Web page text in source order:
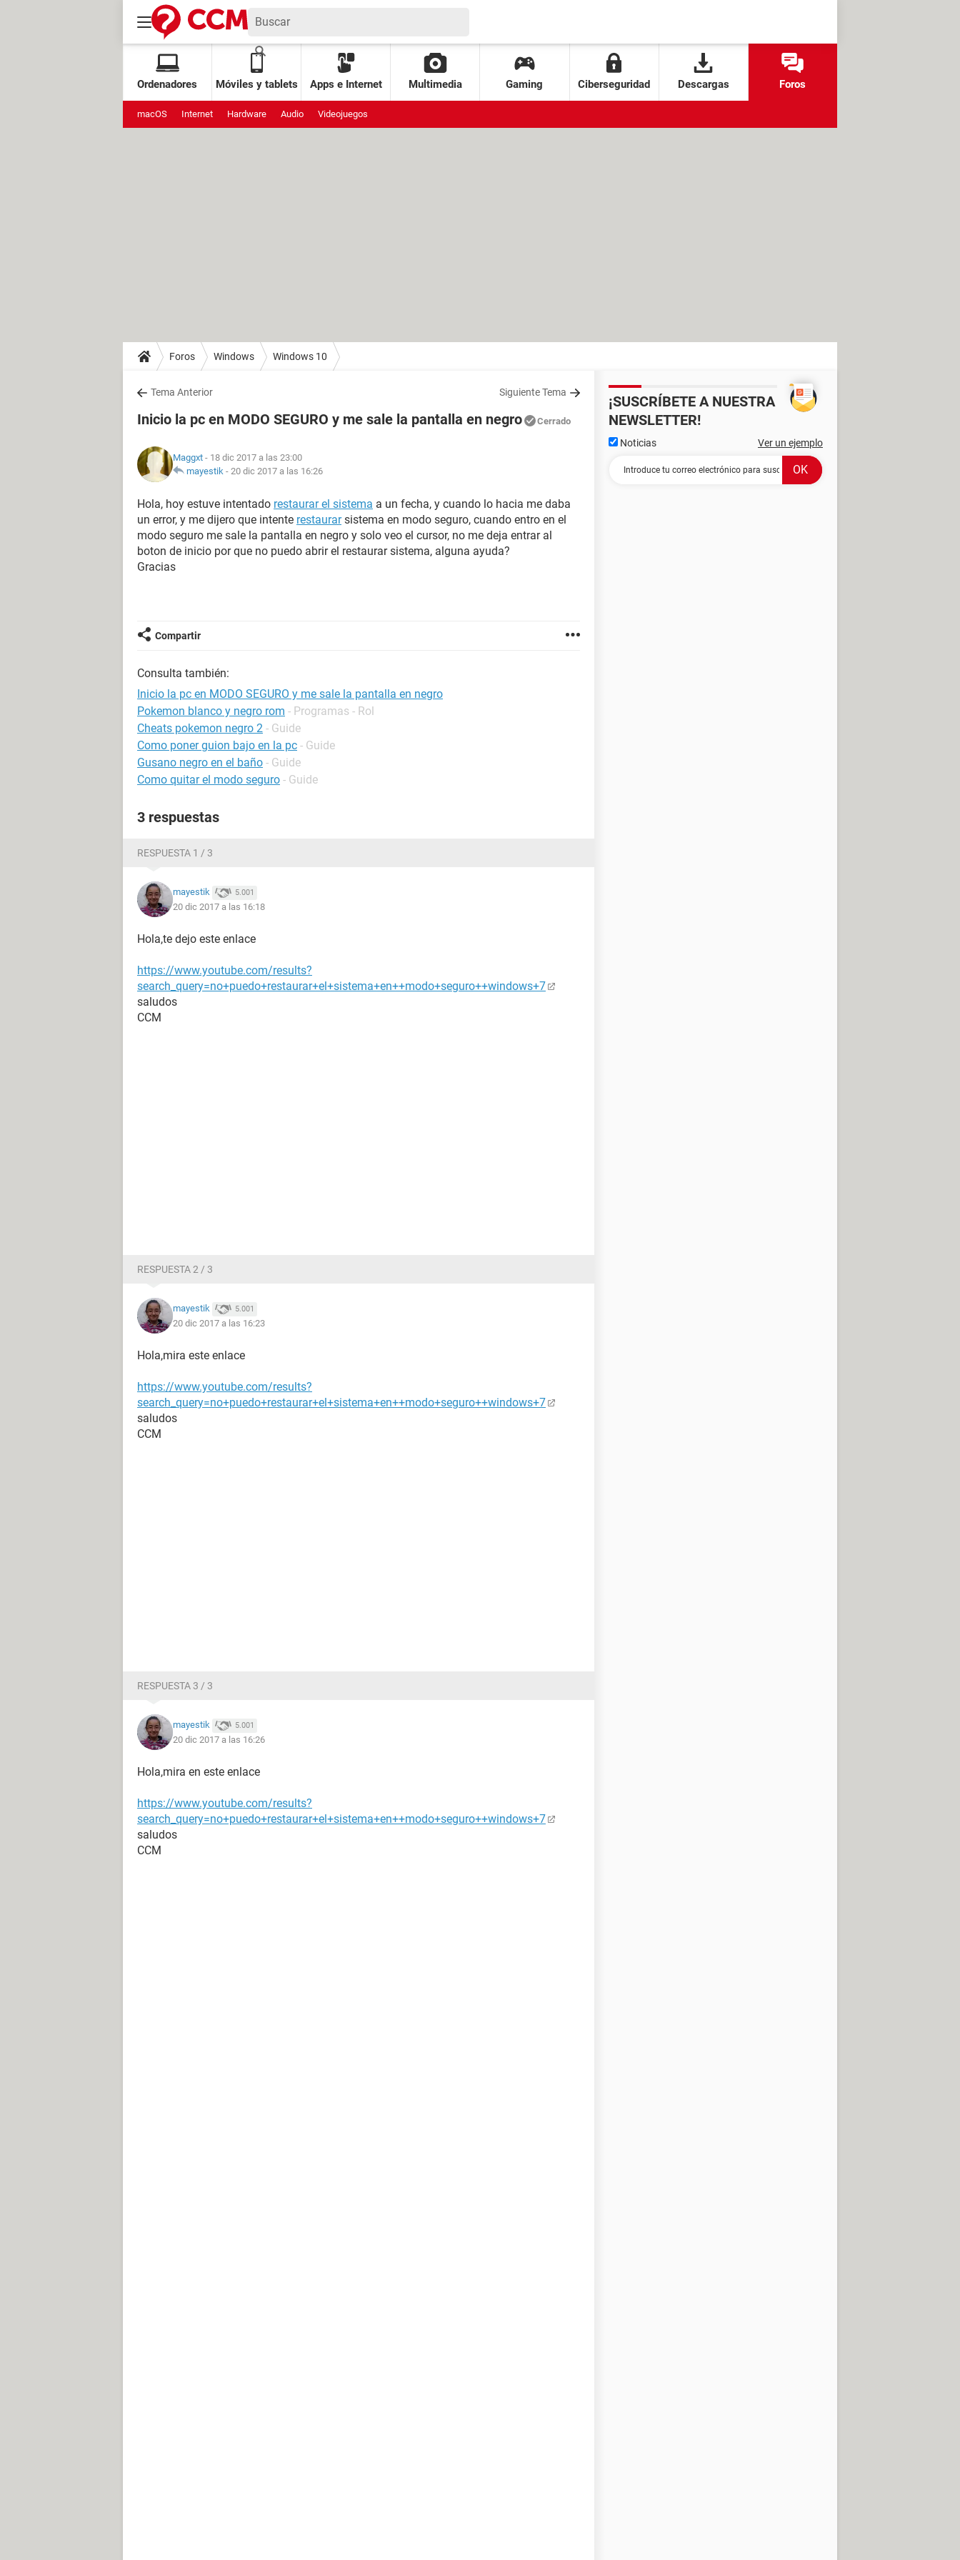
Ordenadores Móviles y tablets Apps e Internet Multimedia Gaming Ciberseguridad Descargas Foros
macOS Internet Hardware Audio Videojuegos
Foros Windows Windows 10
Tema Anterior Siguiente Tema
Inicio la pc en MODO SEGURO y me sale la pantalla en negro Cerrado
Maggxt - 18 dic 2017 a las 23:00
mayestik - 20 dic 2017 a las 16:26
Hola, hoy estuve intentado restaurar el sistema a un fecha, y cuando lo hacia me daba
un error, y me dijero que intente restaurarsistema en modo seguro, cuando entro en el
modo seguro me sale la pantalla en negro y solo veo el cursor, no me deja entrar al
boton de inicio por que no puedo abrir el restaurar sistema, alguna ayuda?
Gracias
Compartir
Consulta también:
Inicio la pc en MODO SEGURO y me sale la pantalla en negro
Pokemon blanco y negro rom - Programas - Rol
Cheats pokemon negro 2 - Guide
Como poner guion bajo en la pc - Guide
Gusano negro en el baño - Guide
Como quitar el modo seguro - Guide
3 respuestas
RESPUESTA 1 / 3
mayestik 5.001
20 dic 2017 a las 16:18
Hola,te dejo este enlace
https://www.youtube.com/results?
search_query=no+puedo+restaurar+el+sistema+en++modo+seguro++windows+7
saludos
CCM
RESPUESTA 2 / 3
mayestik 5.001
20 dic 2017 a las 16:23
Hola,mira este enlace
https://www.youtube.com/results?
search_query=no+puedo+restaurar+el+sistema+en++modo+seguro++windows+7
saludos
CCM
RESPUESTA 3 / 3
mayestik 5.001
20 dic 2017 a las 16:26
Hola,mira en este enlace
https://www.youtube.com/results?
search_query=no+puedo+restaurar+el+sistema+en++modo+seguro++windows+7
saludos
CCM
¡SUSCRÍBETE A NUESTRA
NEWSLETTER!
Noticias Ver un ejemplo